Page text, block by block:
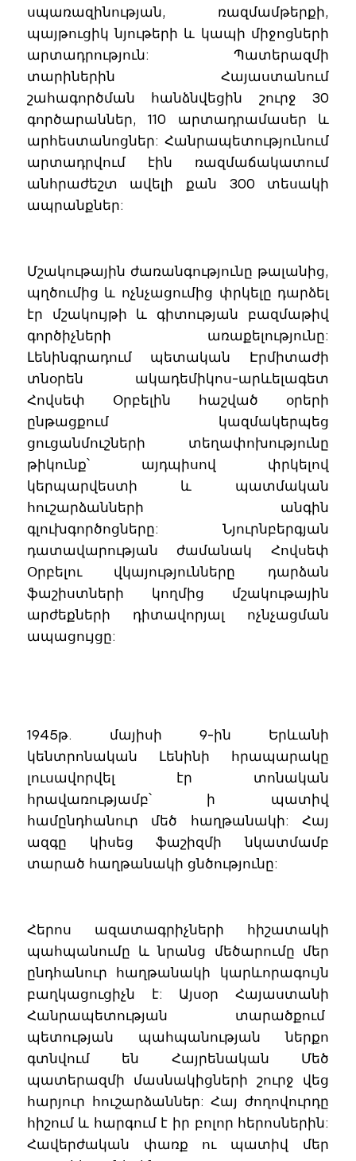
սպառազինության, ռազմամթերքի,
պայթուցիկ նյութերի և կապի միջոցների
արտադրություն: Պատերազմի
տարիներին Հայաստանում
շահագործման հանձնվեցին շուրջ 30
գործարաններ, 110 արտադրամասեր և
արհեստանոցներ: Հանրապետությունում
արտադրվում էին ռազմաճակատում
անհրաժեշտ ավելի քան 300 տեսակի
ապրանքներ:
Մշակութային ժառանգությունը թալանից,
պղծումից և ոչնչացումից փրկելը դարձել
էր մշակույթի և գիտության բազմաթիվ
գործիչների առաքելությունը:
Լենինգրադում պետական Էրմիտաժի
տնօրեն ակադեմիկոս-արևելագետ
Հովսեփ Օրբելին հաշված օրերի
ընթացքում կազմակերպեց
ցուցանմուշների տեղափոխությունը
թիկունք՝ այդպիսով փրկելով
կերպարվեստի և պատմական
հուշարձանների անգին
գլուխգործոցները: Նյուրնբերգյան
դատավարության ժամանակ Հովսեփ
Օրբելու վկայությունները դարձան
ֆաշիստների կողմից մշակութային
արժեքների դիտավորյալ ոչնչացման
ապացույցը:
1945թ. մայիսի 9-ին Երևանի
կենտրոնական Լենինի հրապարակը
լուսավորվել էր տոնական
հրավառությամբ՝ ի պատիվ
համընդհանուր մեծ հաղթանակի: Հայ
ազգը կիսեց ֆաշիզմի նկատմամբ
տարած հաղթանակի ցնծությունը:
Հերոս ազատագրիչների հիշատակի
պահպանումը և նրանց մեծարումը մեր
ընդհանուր հաղթանակի կարևորագույն
բաղկացուցիչն է: Այսօր Հայաստանի
Հանրապետության տարածքում
պետության պահպանության ներքո
գտնվում են Հայրենական Մեծ
պատերազմի մասնակիցների շուրջ վեց
հարյուր հուշարձաններ: Հայ ժողովուրդը
հիշում և հարգում է իր բոլոր հերոսներին:
Հավերժական փառք ու պատիվ մեր